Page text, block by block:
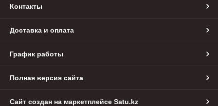
Контакты
Доставка и оплата
График работы
Полная версия сайта
Сайт создан на маркетплейсе Satu.kz